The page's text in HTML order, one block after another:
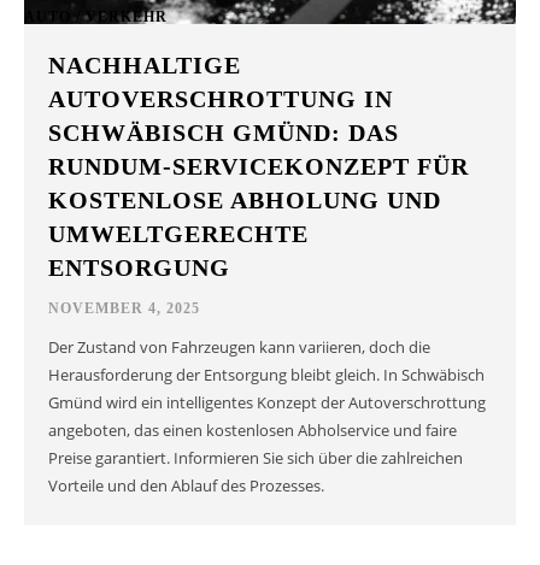
AUTO / VERKEHR
NACHHALTIGE
AUTOVERSCHROTTUNG IN
SCHWÄBISCH GMÜND: DAS
RUNDUM-SERVICEKONZEPT FÜR
KOSTENLOSE ABHOLUNG UND
UMWELTGERECHTE
ENTSORGUNG
NOVEMBER 4, 2025
Der Zustand von Fahrzeugen kann variieren, doch die
Herausforderung der Entsorgung bleibt gleich. In Schwäbisch
Gmünd wird ein intelligentes Konzept der Autoverschrottung
angeboten, das einen kostenlosen Abholservice und faire
Preise garantiert. Informieren Sie sich über die zahlreichen
Vorteile und den Ablauf des Prozesses.